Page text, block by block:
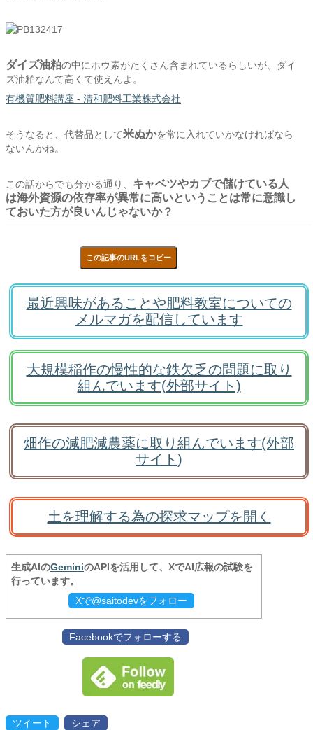
ダイズ油粕の中にホウ素がたくさん含まれているらしいが、ダイ
ズ油粕なんて高くて使えんよ。
有機質肥料講座 - 清和肥料工業株式会社
そうなると、代替品として米ぬかを常に入れていかなければなら
ないんかね。
この話からでも分かる通り、 キャベツやカブで儲けている人
は海外資源の依存率が異常に高いということは常に意識し
ておいた方が良いんじゃないか？
この記事のURLをコピー
最近興味があることや肥料教室についての
メルマガを配信しています
大規模稲作の慢性的な鉄欠乏の問題に取り
組んでいます(外部サイト)
畑作の減肥減農薬に取り組んでいます(外部
サイト)
土を理解する為の探求マップを開く
生成AIのGeminiのAPIを活用して、XでAI広報の試験を
行っています。
Xで@saitodevをフォロー
Facebookでフォローする
ツイート シェア